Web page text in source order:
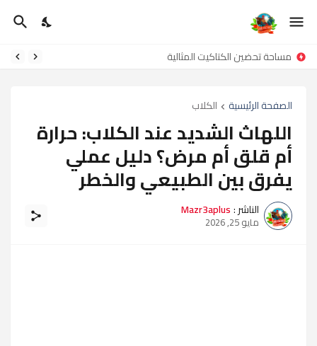
مساحة تحضين الكتاكيت المثالية
الصفحة الرئيسية الكلاب
اللهاث الشديد عند الكلاب: حرارة
أم قلق أم مرض؟ دليل عملي
يفرق بين الطبيعي والخطر
الناشر :Mazr3aplus
مايو 25, 2026